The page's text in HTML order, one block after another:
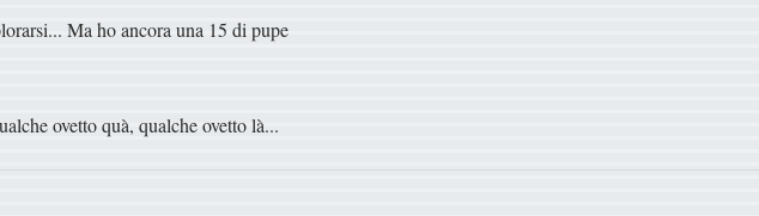
Ma ho ancora una 15 di pupe
ovetto quà, qualche ovetto là...